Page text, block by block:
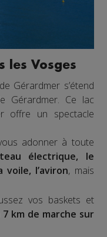
les Vosges
Gérardmer s’étend
Gérardmer. Ce lac
offre un spectacle
adonner à toute
électrique, le
l’aviron, mais
vos baskets et
7 km de marche sur